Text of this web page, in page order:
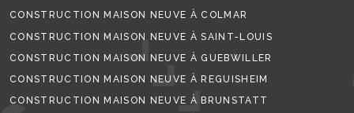
CONSTRUCTION MAISON NEUVE À COLMAR
CONSTRUCTION MAISON NEUVE À SAINT-LOUIS
CONSTRUCTION MAISON NEUVE À GUEBWILLER
CONSTRUCTION MAISON NEUVE À REGUISHEIM
CONSTRUCTION MAISON NEUVE À BRUNSTATT